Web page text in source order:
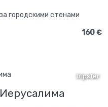
городскими стенами
160 €
tripster